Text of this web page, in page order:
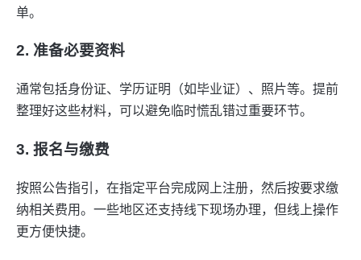
单。
2. 准备必要资料
通常包括身份证、学历证明（如毕业证）、照片等。提前
整理好这些材料，可以避免临时慌乱错过重要环节。
3. 报名与缴费
按照公告指引，在指定平台完成网上注册，然后按要求缴
纳相关费用。一些地区还支持线下现场办理，但线上操作
更方便快捷。